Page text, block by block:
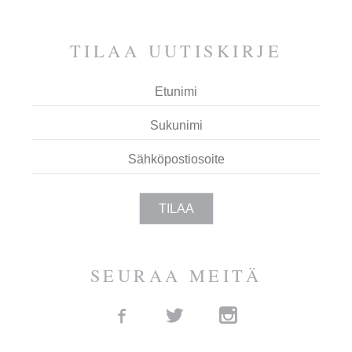
TILAA UUTIS­KIRJE
SEURAA MEITÄ
FacebookTwitter